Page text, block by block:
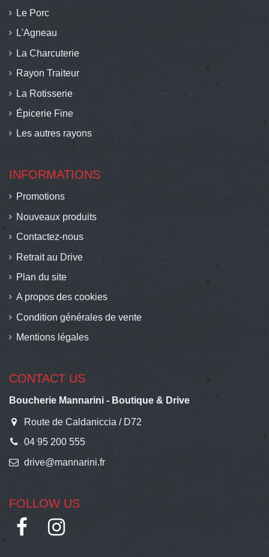
Le Porc
L'Agneau
La Charcuterie
Rayon Traiteur
La Rotisserie
Épicerie Fine
Les autres rayons
INFORMATIONS
Promotions
Nouveaux produits
Contactez-nous
Retrait au Drive
Plan du site
A propos des cookies
Condition générales de vente
Mentions légales
CONTACT US
Boucherie Mannarini - Boutique & Drive
Route de Caldaniccia / D72
04 95 200 555
drive@mannarini.fr
FOLLOW US